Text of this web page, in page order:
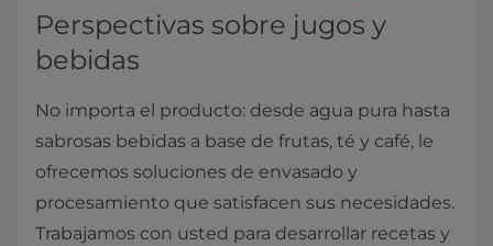
Perspectivas sobre jugos y
bebidas
No importa el producto: desde agua pura hasta
sabrosas bebidas a base de frutas, té y café, le
ofrecemos soluciones de envasado y
procesamiento que satisfacen sus necesidades.
Trabajamos con usted para desarrollar recetas y